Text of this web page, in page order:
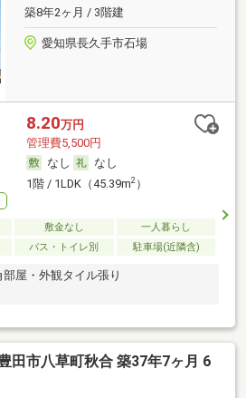
築8年2ヶ月 / 3階建
愛知県長久手市石場
8.20万円
管理費5,500円
なし
なし
1階 / 1LDK（45.39m2）
敷金なし
一人暮らし
バス・トイレ別 駐車場(近隣含)
屋・外観タイル張り
田市八草町秋合 築37年7ヶ月 6